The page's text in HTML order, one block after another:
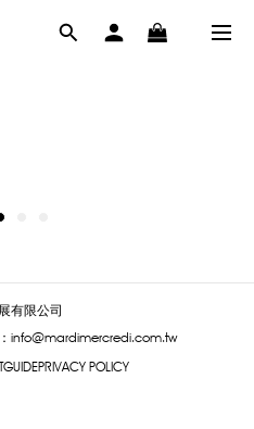
有限公司
info@mardimercredi.com.tw
GUIDEPRIVACY POLICY